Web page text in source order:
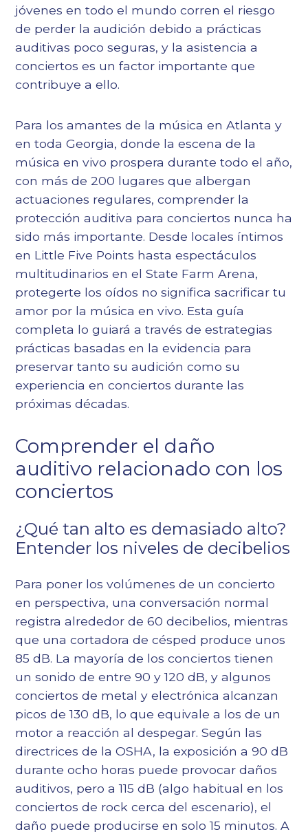
jóvenes en todo el mundo corren el riesgo
de perder la audición debido a prácticas
auditivas poco seguras, y la asistencia a
conciertos es un factor importante que
contribuye a ello.
Para los amantes de la música en Atlanta y
en toda Georgia, donde la escena de la
música en vivo prospera durante todo el año,
con más de 200 lugares que albergan
actuaciones regulares, comprender la
protección auditiva para conciertos nunca ha
sido más importante. Desde locales íntimos
en Little Five Points hasta espectáculos
multitudinarios en el State Farm Arena,
protegerte los oídos no significa sacrificar tu
amor por la música en vivo. Esta guía
completa lo guiará a través de estrategias
prácticas basadas en la evidencia para
preservar tanto su audición como su
experiencia en conciertos durante las
próximas décadas.
Comprender el daño
auditivo relacionado con los
conciertos
¿Qué tan alto es demasiado alto?
Entender los niveles de decibelios
Para poner los volúmenes de un concierto
en perspectiva, una conversación normal
registra alrededor de 60 decibelios, mientras
que una cortadora de césped produce unos
85 dB. La mayoría de los conciertos tienen
un sonido de entre 90 y 120 dB, y algunos
conciertos de metal y electrónica alcanzan
picos de 130 dB, lo que equivale a los de un
motor a reacción al despegar. Según las
directrices de la OSHA, la exposición a 90 dB
durante ocho horas puede provocar daños
auditivos, pero a 115 dB (algo habitual en los
conciertos de rock cerca del escenario), el
daño puede producirse en solo 15 minutos. A